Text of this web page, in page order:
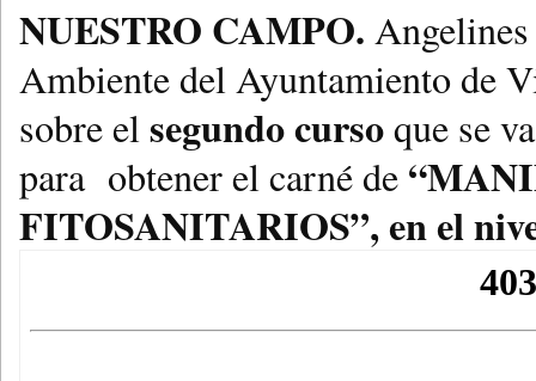
NUESTRO CAMPO.
Ambiente del Ayuntamiento de
sobre elsegundo cursoque se
para obtener el carné de
FITOSANITARIOS”, en el